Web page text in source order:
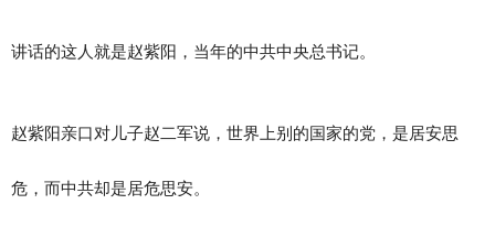
讲话的这人就是赵紫阳，当年的中共中央总书记。
赵紫阳亲口对儿子赵二军说，世界上别的国家的党，是居安思
危，而中共却是居危思安。